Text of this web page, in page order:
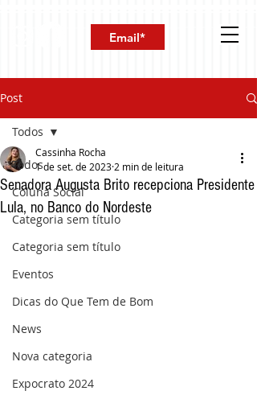
Post
Todos
Coluna Social
Categoria sem título
Categoria sem título
Eventos
Dicas do Que Tem de Bom
News
Nova categoria
Expocrato 2024
Todos
Senadora Augusta Brito recepciona Presidente
Lula, no Banco do Nordeste
Cassinha Rocha
1 de set. de 2023 2 min de leitura